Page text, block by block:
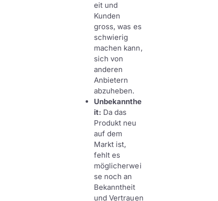
eit und
Kunden
gross, was es
schwierig
machen kann,
sich von
anderen
Anbietern
abzuheben.
Unbekannthe
it: Da das
Produkt neu
auf dem
Markt ist,
fehlt es
möglicherwei
se noch an
Bekanntheit
und Vertrauen